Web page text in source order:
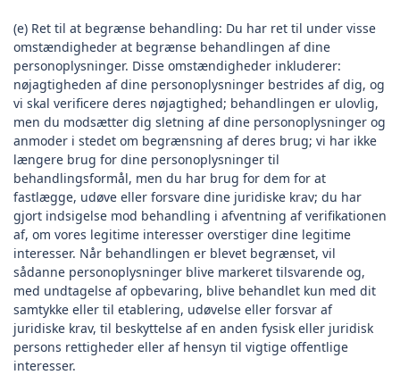
(e) Ret til at begrænse behandling: Du har ret til under visse
omstændigheder at begrænse behandlingen af dine
personoplysninger. Disse omstændigheder inkluderer:
nøjagtigheden af dine personoplysninger bestrides af dig, og
vi skal verificere deres nøjagtighed; behandlingen er ulovlig,
men du modsætter dig sletning af dine personoplysninger og
anmoder i stedet om begrænsning af deres brug; vi har ikke
længere brug for dine personoplysninger til
behandlingsformål, men du har brug for dem for at
fastlægge, udøve eller forsvare dine juridiske krav; du har
gjort indsigelse mod behandling i afventning af verifikationen
af, om vores legitime interesser overstiger dine legitime
interesser. Når behandlingen er blevet begrænset, vil
sådanne personoplysninger blive markeret tilsvarende og,
med undtagelse af opbevaring, blive behandlet kun med dit
samtykke eller til etablering, udøvelse eller forsvar af
juridiske krav, til beskyttelse af en anden fysisk eller juridisk
persons rettigheder eller af hensyn til vigtige offentlige
interesser.